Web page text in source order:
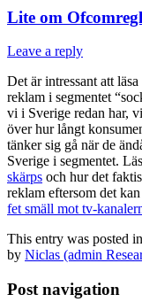
Lite om
Leave a reply
Det är intressant att
reklam i segmentet
vi i Sverige redan har,
över hur långt
tänker sig gå när de
Sverige i segmentet.
skärps och hur det
reklam eftersom det
fet smäll mot tv-
This entry was posted in
by Niclas (admin
Post navigation